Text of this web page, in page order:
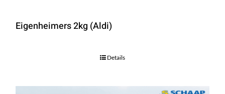
Eigenheimers 2kg (Aldi)
Details